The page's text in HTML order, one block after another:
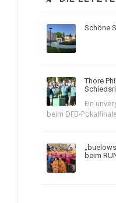
Schöne
Thore
Ein
beim DFB-
beim